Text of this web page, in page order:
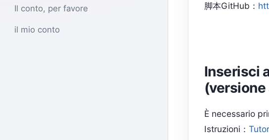
Il conto, per favore
il mio conto
脚本GitHub ：
Inserisci
È necessario
Istruzioni：